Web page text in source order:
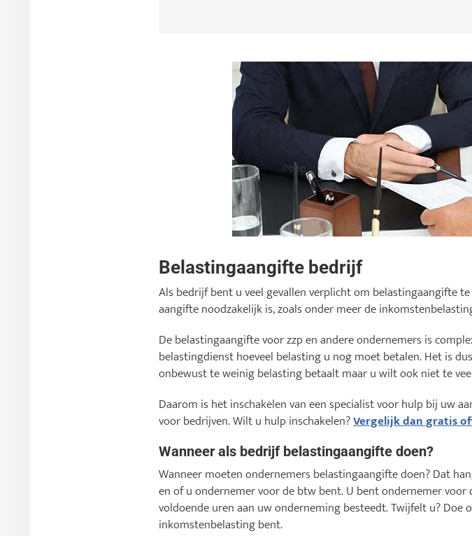
Belastingaangifte bedrijf
Als bedrijf bent u veel gevallen verplicht om belastingaangifte
aangifte noodzakelijk is, zoals onder meer de
De belastingaangifte voor zzp en andere ondernemers is
belastingdienst hoeveel belasting u nog moet betalen. Het is
onbewust te weinig belasting betaalt maar u wilt ook niet te
Daarom is het inschakelen van een specialist voor hulp bij uw
voor bedrijven. Wilt u hulp inschakelen?Vergelijk dan gratis
Wanneer als bedrijf belastingaangifte doen?
Wanneer moeten ondernemers belastingaangifte doen? Dat
en of u ondernemer voor de btw bent. U bent ondernemer
voldoende uren aan uw onderneming besteedt. Twijfelt u? Doe
inkomstenbelasting bent.